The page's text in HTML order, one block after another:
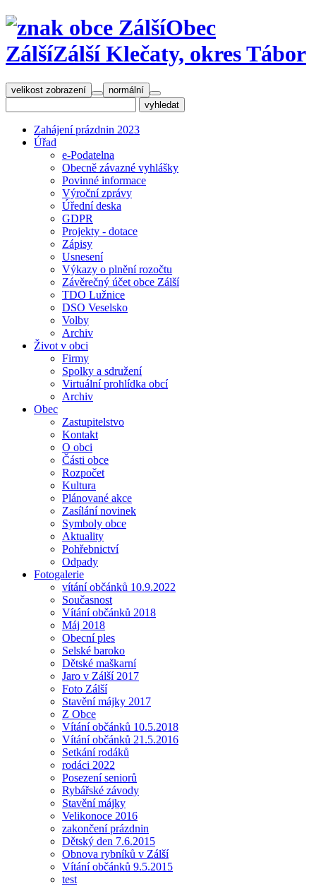
Obec
ZálšíZálší Klečaty, okres Tábor
velikost zobrazení normální
Zahájení prázdnin 2023
Úřad
e-Podatelna
Obecně závazné vyhlášky
Povinné informace
Výroční zprávy
Úřední deska
GDPR
Projekty - dotace
Zápisy
Usnesení
Výkazy o plnění rozočtu
Závěrečný účet obce Zálší
TDO Lužnice
DSO Veselsko
Volby
Archiv
Život v obci
Firmy
Spolky a sdružení
Virtuální prohlídka obcí
Archiv
Obec
Zastupitelstvo
Kontakt
O obci
Části obce
Rozpočet
Kultura
Plánované akce
Zasílání novinek
Symboly obce
Aktuality
Pohřebnictví
Odpady
Fotogalerie
vítání občánků 10.9.2022
Současnost
Vítání občánků 2018
Máj 2018
Obecní ples
Selské baroko
Dětské maškarní
Jaro v Zálší 2017
Foto Zálší
Stavění májky 2017
Z Obce
Vítání občánků 10.5.2018
Vítání občánků 21.5.2016
Setkání rodáků
rodáci 2022
Posezení seniorů
Rybářské závody
Stavění májky
Velikonoce 2016
zakončení prázdnin
Dětský den 7.6.2015
Obnova rybníků v Zálší
Vítání občánků 9.5.2015
test